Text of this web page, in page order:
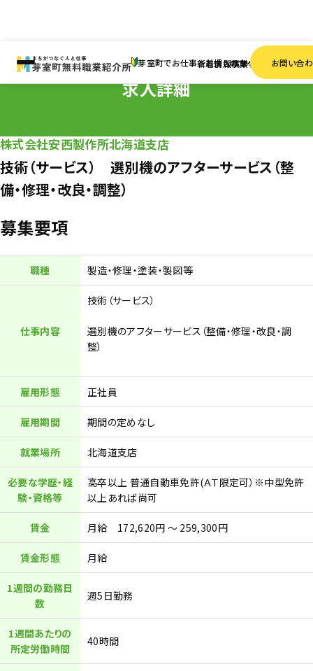
芽室町でお仕事をお探しの方へ
新着情報求人検索事業者一覧お問い合
技術（サービス） 選別機のアフターサービス（整備・修理・改良
求人詳細
株式会社安西製作所北海道支店
技術（サービス） 選別機のアフターサービス（整
備・修理・改良・調整）
募集要項
職種 製造・修理・塗装・製図等
仕事内容
技術（サービス）
選別機のアフターサービス（整備・修理・改良・調
整）
雇用形態 正社員
雇用期間 期間の定めなし
就業場所 北海道支店
必要な学歴・経
験・資格等
高卒以上 普通自動車免許(ＡＴ限定可）※中型免許
以上あれば尚可
賃金 月給 172,620円 ～ 259,300円
賃金形態 月給
1週間の勤務日
数
週5日勤務
1週間あたりの
所定労働時間
40時間